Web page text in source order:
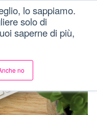
lo sappiamo.
solo di
saperne di più,
no
Menu